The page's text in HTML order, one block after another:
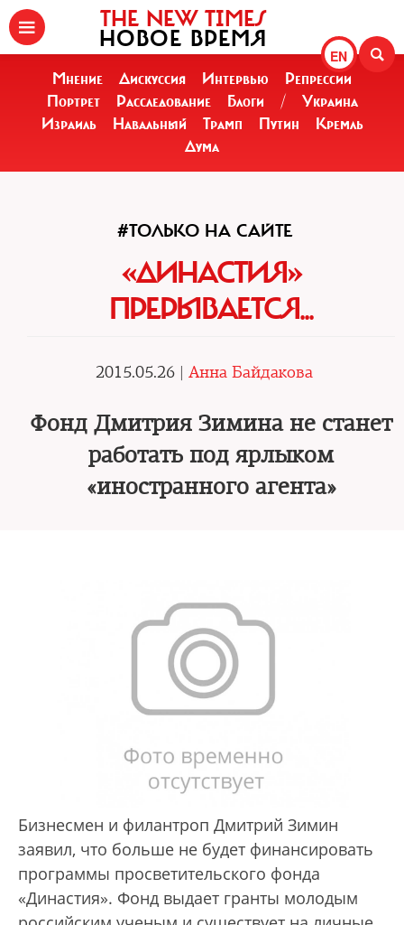
EN
THE NEW TIMES
НОВОЕ ВРЕМЯ
Мнение Дискуссия Интервью
Репрессии
Портрет
Расследование Блоги /
Украина
Израиль
Навальный Трамп Путин
Кремль
Дума
#ТОЛЬКО НА САЙТЕ
«ДИНАСТИЯ»
ПРЕРЫВАЕТСЯ...
2015.05.26 | Анна Байдакова
Фонд Дмитрия Зимина не станет
работать под ярлыком
«иностранного агента»
Бизнесмен и филантроп Дмитрий Зимин
заявил, что больше не будет финансировать
программы просветительского фонда
«Династия». Фонд выдает гранты молодым